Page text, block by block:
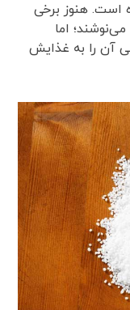
است. هنوز برخی
اما
آن را به غذایش